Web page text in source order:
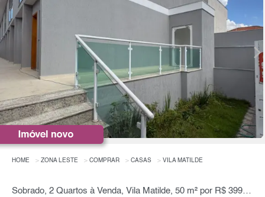
HOME ZONA LESTE COMPRAR CASAS VILA MATILDE
Sobrado, 2 Quartos à Venda, Vila Matilde, 50 m² por R$ 399.000,00